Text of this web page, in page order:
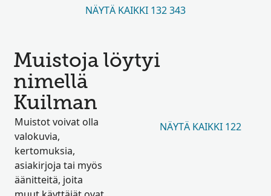
NÄYTÄ KAIKKI 132 343
Muistoja löytyi
nimellä
Kuilman
Muistot voivat olla
valokuvia,
kertomuksia,
asiakirjoja tai myös
äänitteitä, joita
NÄYTÄ KAIKKI 122